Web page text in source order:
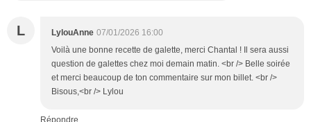
L LylouAnne 07/01/2026 16:00
Voilà une bonne recette de galette, merci Chantal ! Il sera aussi
question de galettes chez moi demain matin. <br /> Belle soirée
et merci beaucoup de ton commentaire sur mon billet. <br />
Bisous,<br /> Lylou
Répondre